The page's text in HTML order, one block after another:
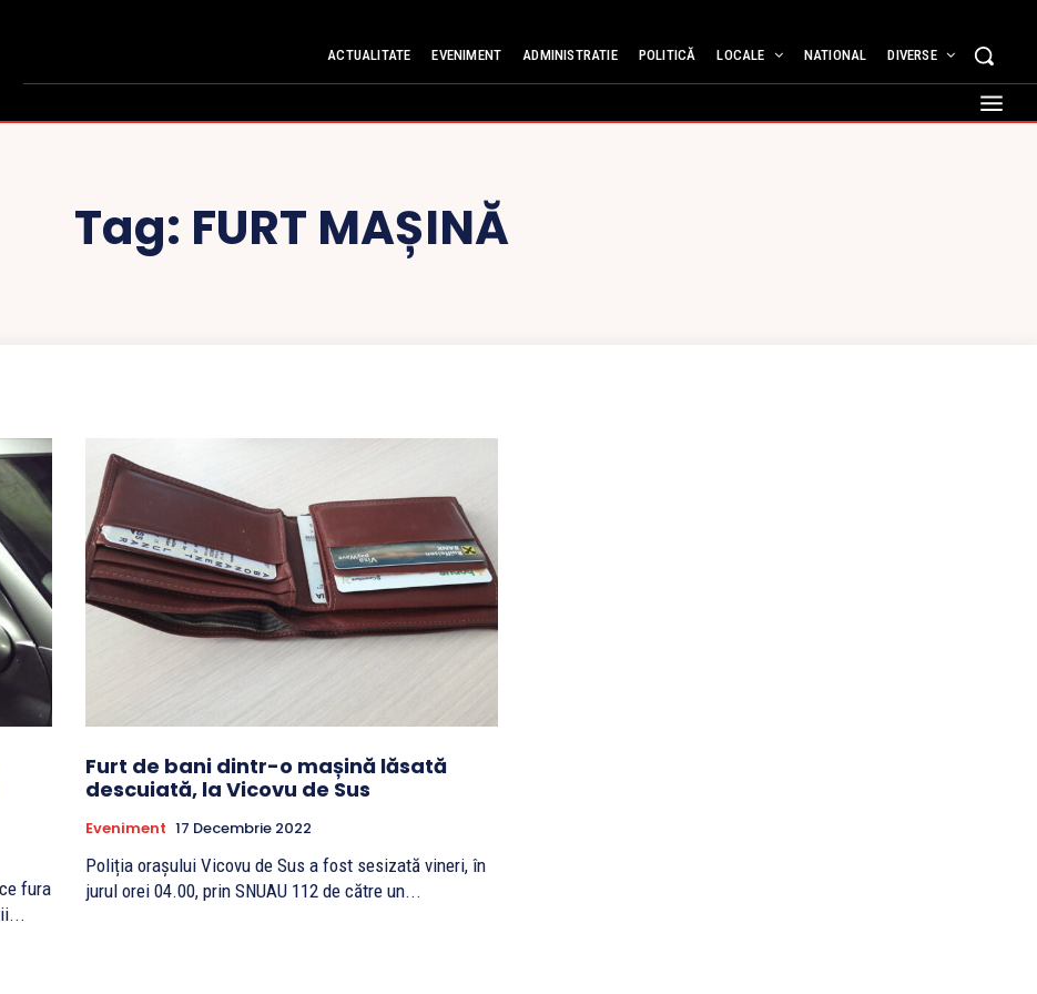
ACTUALITATE EVENIMENT ADMINISTRATIE POLITICĂ LOCALE NATIONAL DIVERSE
Tag: FURT MAȘINĂ
fura
Furt de bani dintr-o mașină lăsată
descuiată, la Vicovu de Sus
Eveniment 17 Decembrie 2022
Poliția orașului Vicovu de Sus a fost sesizată vineri, în
jurul orei 04.00, prin SNUAU 112 de către un...